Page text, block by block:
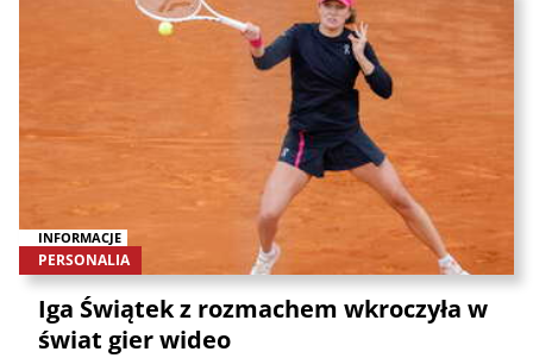
INFORMACJE
PERSONALIA
Iga Świątek z rozmachem wkroczyła w
świat gier wideo